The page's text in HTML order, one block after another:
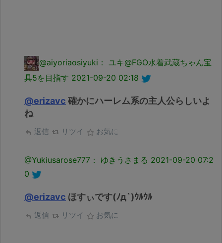
@aiyoriaosiyuki： ユキ@FGO水着武蔵ちゃん宝
具5を目指す 2021-09-20 02:18
@erizavc 確かにハーレム系の主人公らしいよ
ね
返信 リツイ お気に
@Yukiusarose777： ゆきうさまる 2021-09-20 07:2
0
@erizavc ほすぃです(ﾉд`)ｳﾙｳﾙ
返信 リツイ お気に